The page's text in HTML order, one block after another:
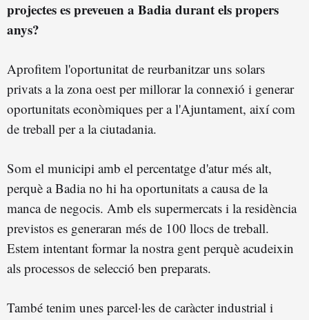
projectes es preveuen a Badia durant els propers
anys?
Aprofitem l'oportunitat de reurbanitzar uns solars
privats a la zona oest per millorar la connexió i generar
oportunitats econòmiques per a l'Ajuntament, així com
de treball per a la ciutadania.
Som el municipi amb el percentatge d'atur més alt,
perquè a Badia no hi ha oportunitats a causa de la
manca de negocis. Amb els supermercats i la residència
previstos es generaran més de 100 llocs de treball.
Estem intentant formar la nostra gent perquè acudeixin
als processos de selecció ben preparats.
També tenim unes parcel·les de caràcter industrial i